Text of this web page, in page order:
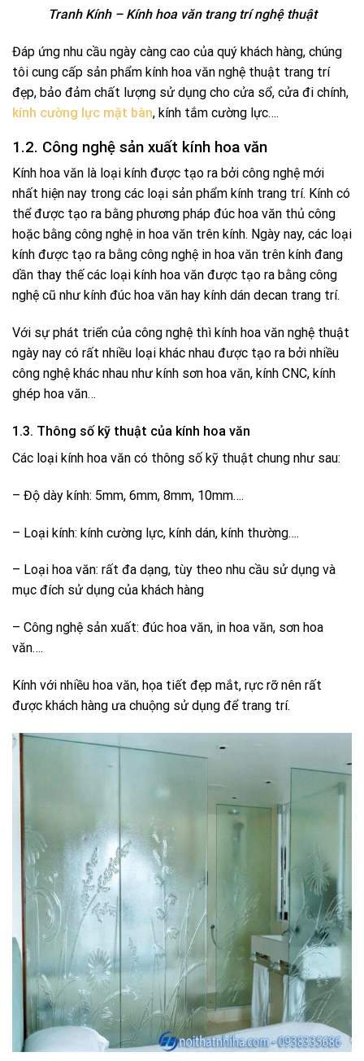
Tranh Kính – Kính hoa văn trang trí nghệ thuật
Đáp ứng nhu cầu ngày càng cao của quý khách hàng, chúng
tôi cung cấp sản phẩm kính hoa văn nghệ thuật trang trí
đẹp, bảo đảm chất lượng sử dụng cho cửa sổ, cửa đi chính,
kính cường lực mặt bàn, kính tắm cường lực….
1.2. Công nghệ sản xuất kính hoa văn
Kính hoa văn là loại kính được tạo ra bởi công nghệ mới
nhất hiện nay trong các loại sản phẩm kính trang trí. Kính có
thể được tạo ra bằng phương pháp đúc hoa văn thủ công
hoặc bằng công nghệ in hoa văn trên kính. Ngày nay, các loại
kính được tạo ra bằng công nghệ in hoa văn trên kính đang
dần thay thế các loại kính hoa văn được tạo ra bằng công
nghệ cũ như kính đúc hoa văn hay kính dán decan trang trí.
Với sự phát triển của công nghệ thì kính hoa văn nghệ thuật
ngày nay có rất nhiều loại khác nhau được tạo ra bởi nhiều
công nghệ khác nhau như kính sơn hoa văn, kính CNC, kính
ghép hoa văn…
1.3. Thông số kỹ thuật của kính hoa văn
Các loại kính hoa văn có thông số kỹ thuật chung như sau:
– Độ dày kính: 5mm, 6mm, 8mm, 10mm….
– Loại kính: kính cường lực, kính dán, kính thường….
– Loại hoa văn: rất đa dạng, tùy theo nhu cầu sử dụng và
mục đích sử dụng của khách hàng
– Công nghệ sản xuất: đúc hoa văn, in hoa văn, sơn hoa
văn….
Kính với nhiều hoa văn, họa tiết đẹp mắt, rực rỡ nên rất
được khách hàng ưa chuộng sử dụng để trang trí.